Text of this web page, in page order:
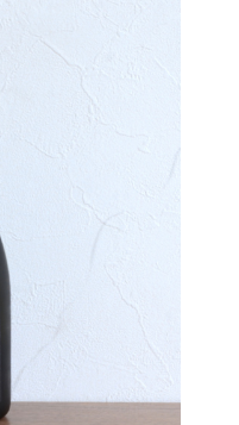
関西の地酒
中部地方の地酒